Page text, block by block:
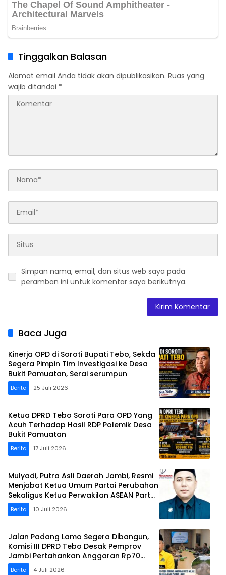
Tinggalkan Balasan
Alamat email Anda tidak akan dipublikasikan. Ruas yang
wajib ditandai *
Simpan nama, email, dan situs web saya pada
peramban ini untuk komentar saya berikutnya.
Baca Juga
Kinerja OPD di Soroti Bupati Tebo, Sekda
Segera Pimpin Tim Investigasi ke Desa
Bukit Pamuatan, Serai serumpun
Berita 25 Juli 2026
Ketua DPRD Tebo Soroti Para OPD Yang
Acuh Terhadap Hasil RDP Polemik Desa
Bukit Pamuatan
Berita 17 Juli 2026
Mulyadi, Putra Asli Daerah Jambi, Resmi
Menjabat Ketua Umum Partai Perubahan
Sekaligus Ketua Perwakilan ASEAN Partai
Perubahan di Malaysia
Berita 10 Juli 2026
Jalan Padang Lamo Segera Dibangun,
Komisi III DPRD Tebo Desak Pemprov
Jambi Pertahankan Anggaran Rp70
Miliar
Berita 4 Juli 2026